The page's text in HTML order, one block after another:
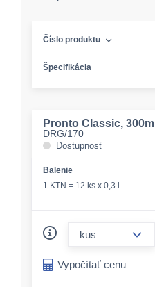
Číslo produktu
Špecifikácia
Pronto Classic, 300ml
DRG/170
Dostupnosť
Balenie
1 KTN = 12 ks x 0,3 l
Vypočítať cenu